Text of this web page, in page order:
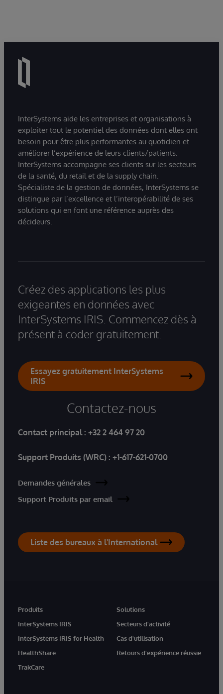
InterSystems aide les entreprises et organisations à
exploiter tout le potentiel des données dont elles ont
besoin pour être plus performantes au quotidien et
améliorer l’expérience de leurs clients/patients.
InterSystems accompagne ses clients sur les secteurs
de la santé, du retail et de la supply chain.
Spécialiste de la gestion de données, InterSystems se
distingue par l’excellence et l’interopérabilité de ses
solutions qui en font une référence auprès des
décideurs.
Créez des applications les plus
exigeantes en données avec
InterSystems IRIS. Commencez dès à
présent à coder gratuitement.
Essayez gratuitement InterSystems
IRIS
Contactez-nous
Contact principal : +32 2 464 97 20
Support Produits (WRC) : +1-617-621-0700
Demandes générales
Support Produits par email
Liste des bureaux à l'International
Produits
InterSystems IRIS
InterSystems IRIS for Health
HealthShare
TrakCare
Solutions
Secteurs d'activité
Cas d'utilisation
Retours d'expérience réussie